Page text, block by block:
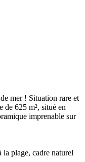
mer ! Situation rare et
de 625 m², situé en
imprenable sur
plage, cadre naturel